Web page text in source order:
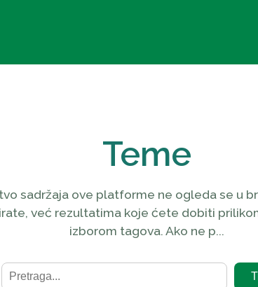
Teme
sadržaja ove platforme ne ogleda se u
već rezultatima koje ćete dobiti
izborom tagova. Ako ne p...